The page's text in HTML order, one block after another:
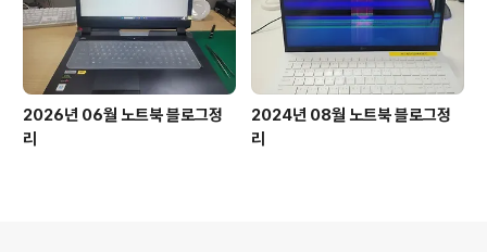
2026년 06월 노트북 블로그정
리
2024년 08월 노트북 블로그정
리